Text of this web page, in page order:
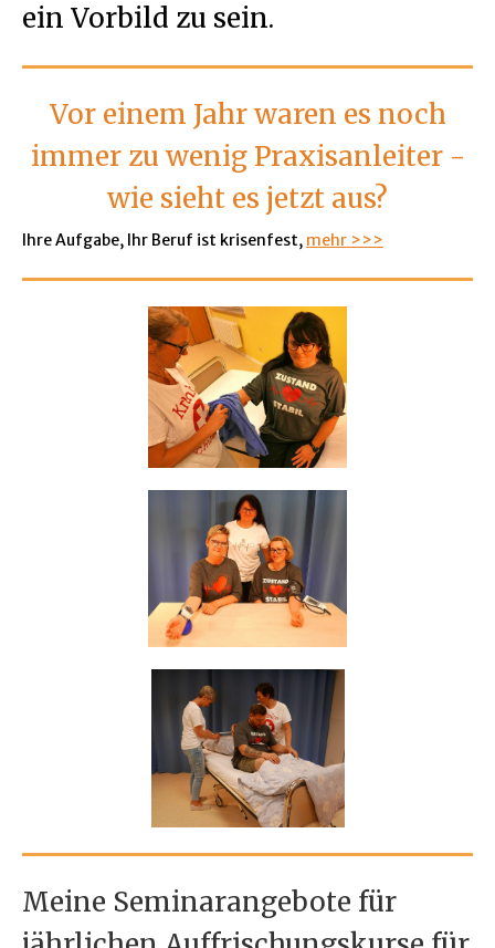
ein Vorbild zu sein.
Vor einem Jahr waren es noch
immer zu wenig Praxisanleiter -
wie sieht es jetzt aus?
Ihre Aufgabe, Ihr Beruf ist krisenfest, mehr >>>
Meine Seminarangebote für